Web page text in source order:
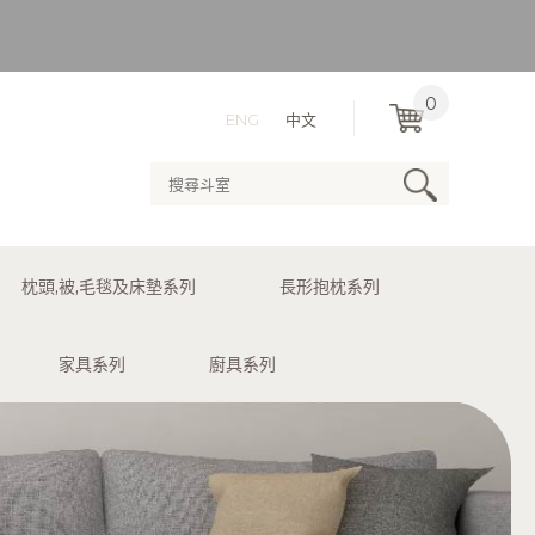
服務。
ENG 中文
0
枕頭,被,毛毯及床墊系列 長形抱枕系列
家具系列 廚具系列